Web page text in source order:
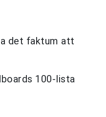
det faktum att
100-lista